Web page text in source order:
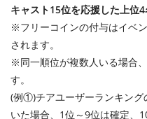
キャスト15位を応援した上位4
※フリーコインの付与はイベ
されます。
※同一順位が複数人いる場合
す。
(例①)チアユーザーランキング
いた場合、1位～9位は確定、